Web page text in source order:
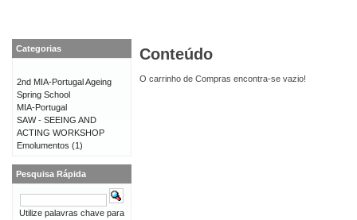
Conteúdo
O carrinho de Compras encontra-se vazio!
Categorias
2nd MIA-Portugal Ageing
Spring School
MIA-Portugal
SAW - SEEING AND
ACTING WORKSHOP
Emolumentos (1)
Pesquisa Rápida
Utilize palavras chave para